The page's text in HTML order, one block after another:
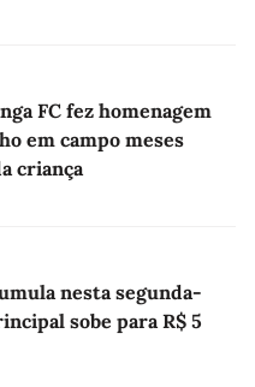
FC fez homenagem
em campo meses
criança
nesta segunda-
sobe para R$ 5